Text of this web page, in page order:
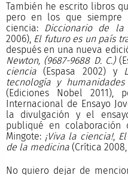
También he escrito libros
pero en los que
ciencia: Diccionario de la
2006), El futuro es un país
después en una nueva
Newton, (9687-9688 D. C.)
ciencia(Espasa 2002) y
tecnología y
(Ediciones Nobel
Internacional de Ensayo
la divulgación y el
publiqué en colaboración
Mingote: ¡Viva la ciencia!,
de la medicina(Crítica 2008,
No quiero dejar de